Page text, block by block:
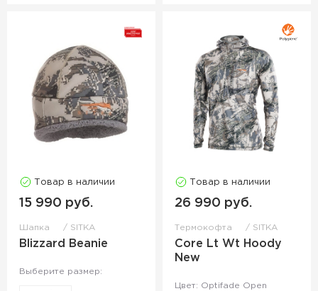
Товар в наличии
15 990 руб.
Шапка SITKA
Blizzard Beanie
Выберите размер:
Товар в наличии
26 990 руб.
Термокофта SITKA
Core Lt Wt Hoody
New
Цвет: Optifade Open